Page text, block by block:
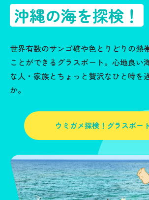
沖縄の海を探検！
世界有数のサンゴ礁や色とりどりの熱
ことができるグラスボート。心地良い
な人・家族とちょっと贅沢なひと時を
か。
ウミガメ探検！グラスボー